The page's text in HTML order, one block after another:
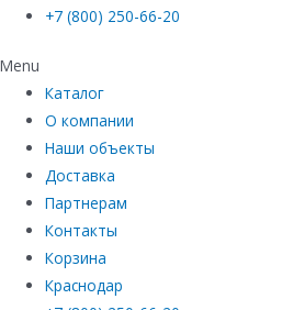
+7 (800) 250-66-20
Menu
Каталог
О компании
Наши объекты
Доставка
Партнерам
Контакты
Корзина
Краснодар